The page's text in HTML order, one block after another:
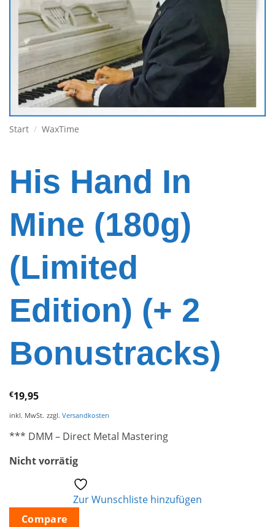
Start / WaxTime
His Hand In
Mine (180g)
(Limited
Edition) (+ 2
Bonustracks)
€19,95
inkl. MwSt. zzgl. Versandkosten
*** DMM – Direct Metal Mastering
Nicht vorrätig
Zur Wunschliste hinzufügen
Compare